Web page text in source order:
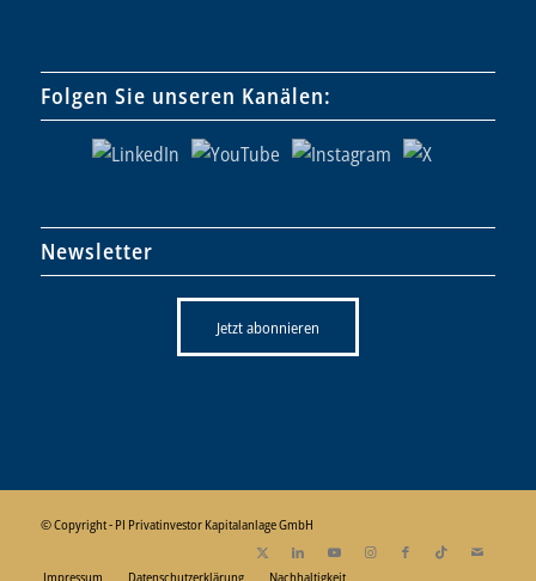
Folgen Sie unseren Kanälen:
Newsletter
Jetzt abonnieren
© Copyright - PI Privatinvestor Kapitalanlage GmbH
Impressum Datenschutzerklärung Nachhaltigkeit